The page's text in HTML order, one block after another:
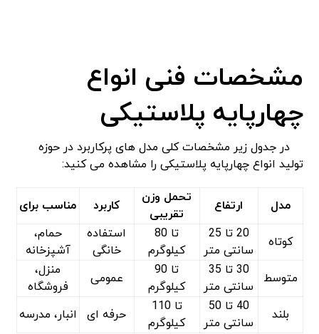
مشخصات فنی انواع
چهارپایه پلاستیکی
در جدول زیر مشخصات کلی مدل ‌های پرکاربرد در حوزه
تولید انواع چهارپایه پلاستیکی را مشاهده می ‌کنید:
مدل ارتفاع
تحمل وزن
تقریبی
کاربرد مناسب برای
کوتاه
20 تا 25
سانتی ‌متر
تا 80
کیلوگرم
استفاده
خانگی
حمام،
آشپزخانه
متوسط
30 تا 35
سانتی ‌متر
تا 90
کیلوگرم
عمومی
منزل،
فروشگاه
بلند
40 تا 50
سانتی ‌متر
تا 110
کیلوگرم
حرفه ‌ای انبار، مدرسه